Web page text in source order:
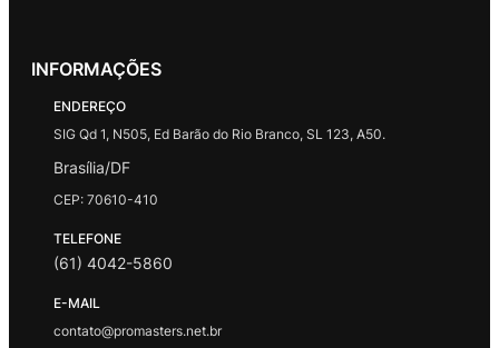
INFORMAÇÕES
ENDEREÇO
SIG Qd 1, N505, Ed Barão do Rio Branco, SL 123, A50.
Brasília/DF
CEP: 70610-410
TELEFONE
(61) 4042-5860
E-MAIL
contato@promasters.net.br